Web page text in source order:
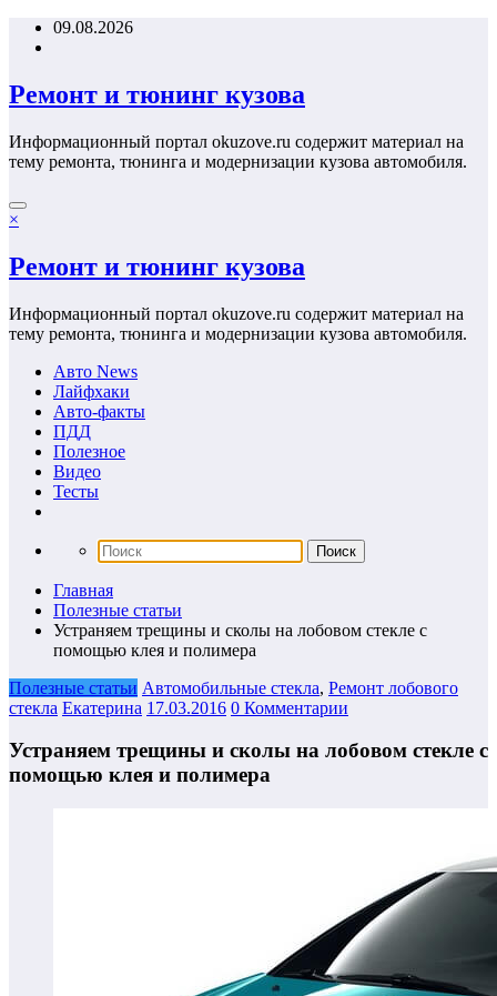
Перейти09.08.2026
Ремонт и тюнинг кузова
Информационный портал okuzove.ru содержит материал на
тему ремонта, тюнинга и модернизации кузова автомобиля.
×
Ремонт и тюнинг кузова
Информационный портал okuzove.ru содержит материал на
тему ремонта, тюнинга и модернизации кузова автомобиля.
Авто News
Лайфхаки
Авто-факты
ПДД
Полезное
Видео
Тесты
Главная
Полезные статьи
Устраняем трещины и сколы на лобовом стекле с
помощью клея и полимера
Полезные статьи Автомобильные стекла, Ремонт лобового
стекла Екатерина 17.03.2016 0 Комментарии
Устраняем трещины и сколы на лобовом стекле с
помощью клея и полимера